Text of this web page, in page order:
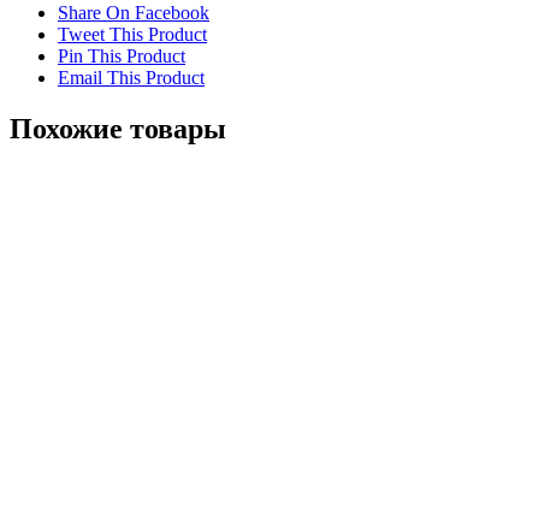
Share On Facebook
Tweet This Product
Pin This Product
Email This Product
Похожие товары